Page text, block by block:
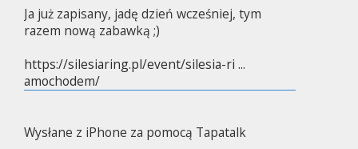
Ja już zapisany, jadę dzień wcześniej, tym
razem nową zabawką ;)
https://silesiaring.pl/event/silesia-ri ...
amochodem/
Wysłane z iPhone za pomocą Tapatalk